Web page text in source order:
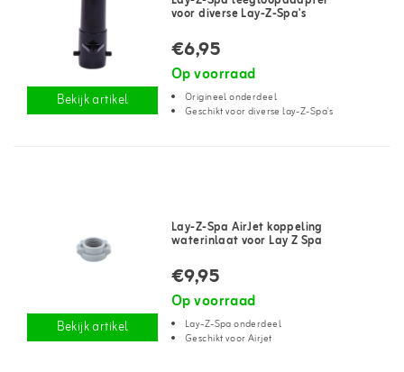
Bekijk artikel
voor diverse Lay-Z-Spa's
€6,95
Op voorraad
Origineel onderdeel
Geschikt voor diverse lay-Z-Spa's
Bekijk artikel
Lay-Z-Spa AirJet koppeling
waterinlaat voor Lay Z Spa
€9,95
Op voorraad
Lay-Z-Spa onderdeel
Geschikt voor Airjet